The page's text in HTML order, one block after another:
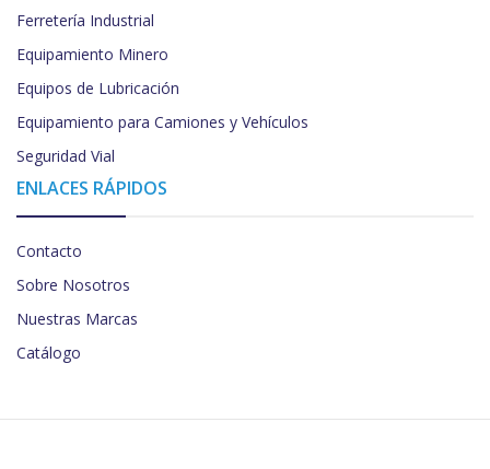
Ferretería Industrial
Equipamiento Minero
Equipos de Lubricación
Equipamiento para Camiones y Vehículos
Seguridad Vial
ENLACES RÁPIDOS
Contacto
Sobre Nosotros
Nuestras Marcas
Catálogo